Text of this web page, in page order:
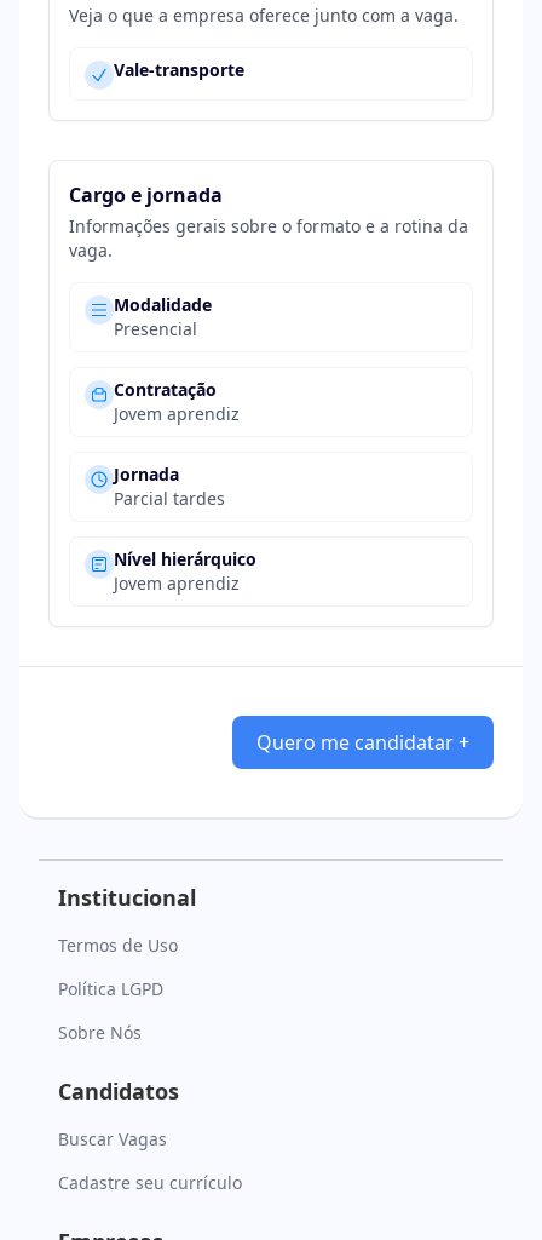
Veja o que a empresa oferece junto com a vaga.
Vale-transporte
Cargo e jornada
Informações gerais sobre o formato e a rotina da
vaga.
Modalidade
Presencial
Contratação
Jovem aprendiz
Jornada
Parcial tardes
Nível hierárquico
Jovem aprendiz
Quero me candidatar +
Institucional
Termos de Uso
Política LGPD
Sobre Nós
Candidatos
Buscar Vagas
Cadastre seu currículo